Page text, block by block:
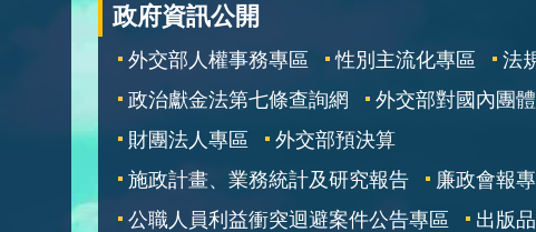
政府資訊公開
外交部人權事務專區 性別主流化專區
法
政治獻金法第七條查詢網
外交部對國內團
財團法人專區
外交部預決算
施政計畫、業務統計及研究報告
廉政會報
公職人員利益衝突迴避案件公告專區
出版品